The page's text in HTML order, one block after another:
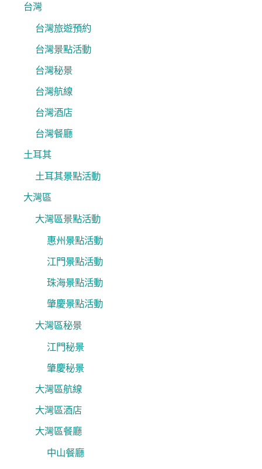
台灣
台灣旅遊預約
台灣景點活動
台灣秘景
台灣航線
台灣酒店
台灣餐廳
土耳其
土耳其景點活動
大灣區
大灣區景點活動
惠州景點活動
江門景點活動
珠海景點活動
肇慶景點活動
大灣區秘景
江門秘景
肇慶秘景
大灣區航線
大灣區酒店
大灣區餐廳
中山餐廳